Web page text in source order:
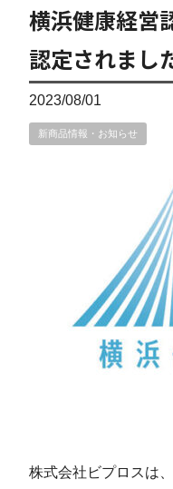
横浜健康経営
認定されまし
2023/08/01
新商品情報・お知らせ
株式会社ビプロスは